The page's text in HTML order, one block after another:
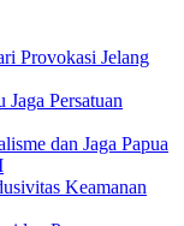
Provokasi Jelang
Persatuan
dan Jaga Papua
Keamanan